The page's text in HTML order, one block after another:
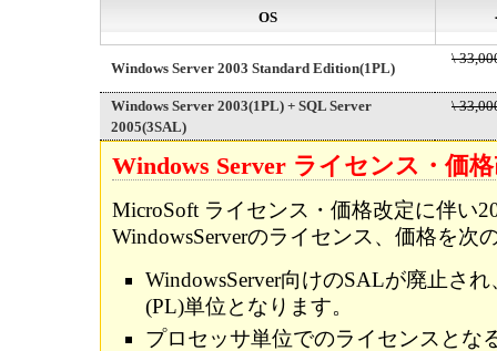
OS
Windows Server 2003 Standard Edition(1PL)
\
Windows Server 2003(1PL) + SQL Server
2005(3SAL)
\
Windows Server ライセンス・価
MicroSoft ライセンス・価格改定に伴い
WindowsServerのライセンス、価格を次
WindowsServer向けのSALが廃止さ
(PL)単位となります。
プロセッサ単位でのライセンスとな